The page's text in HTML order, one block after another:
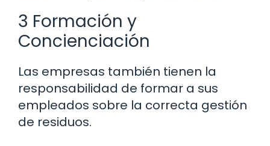
3 Formación y
Concienciación
Las empresas también tienen la
responsabilidad de formar a sus
empleados sobre la correcta gestión
de residuos.